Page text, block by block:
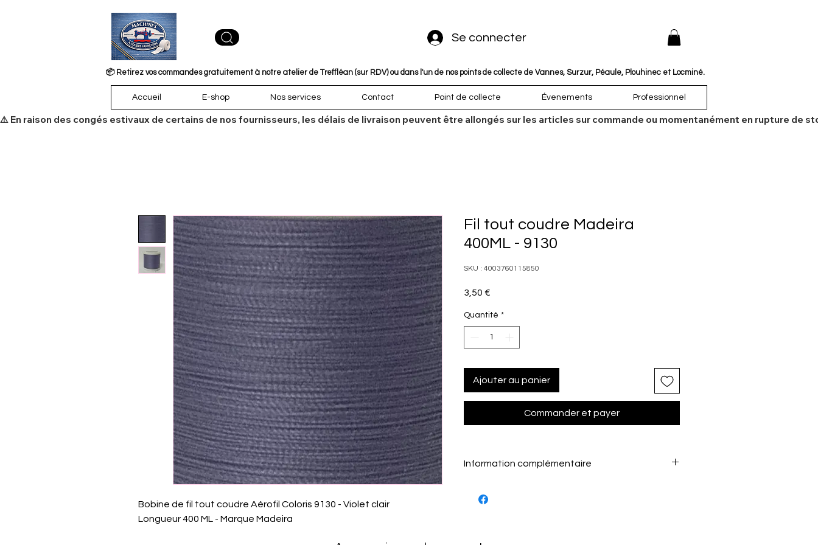
Se connecter
📦 Retirez vos commandes gratuitement à notre atelier de Treffléan (sur RDV) ou dans l'un de nos points de collecte de Vannes, Surzur, Péaule, Plouhinec et Locminé.
Accueil E-shop Nos services Contact Point de collecte Évenements Professionnel
​⚠️ En raison des congés estivaux de certains de nos fournisseurs, les délais de livraison peuvent être allongés sur les articles sur commande ou momentanément en rupture de
Bobine de fil tout coudre Aérofil Coloris 9130 - Violet clair
Longueur 400 ML - Marque Madeira
Fil tout coudre Madeira
400ML - 9130
SKU : 4003760115850
3,50 €
Quantité *
Ajouter au panier
Commander et payer
Information complémentaire